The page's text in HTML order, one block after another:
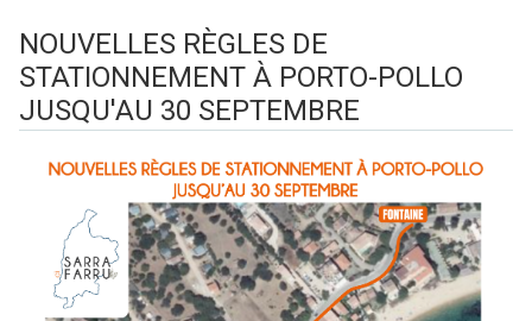
NOUVELLES RÈGLES DE
STATIONNEMENT À PORTO-POLLO
JUSQU'AU 30 SEPTEMBRE